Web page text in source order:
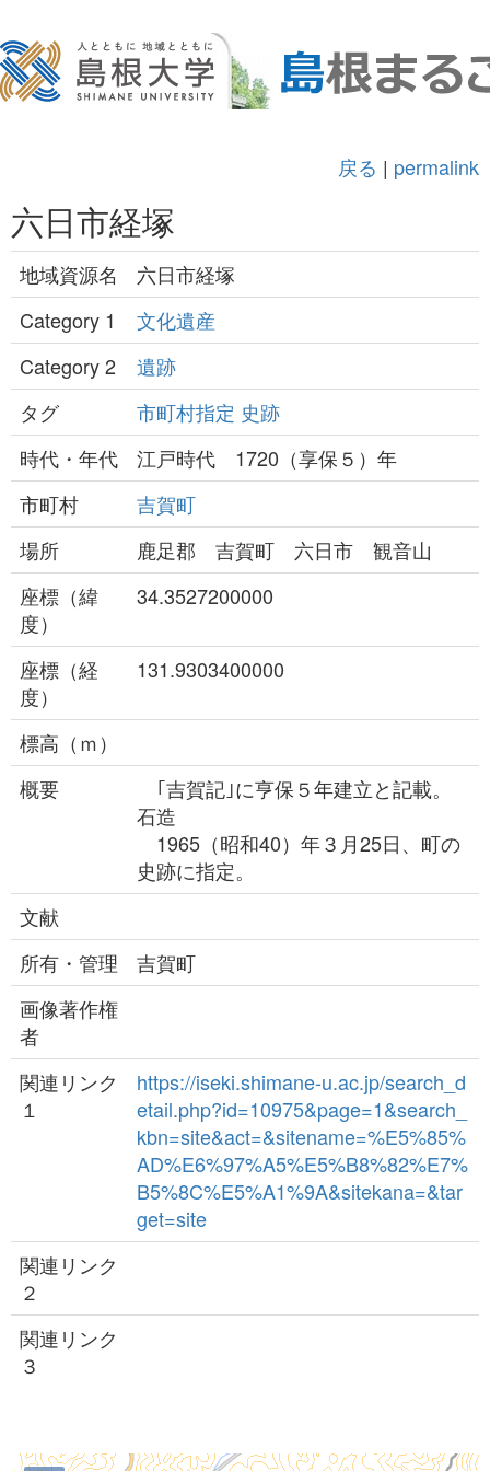
戻る | permalink
六日市経塚
地域資源名
六日市経塚
Category 1
文化遺産
Category 2
遺跡
タグ
市町村指定 史跡
時代・年代
江戸時代 1720（享保５）年
市町村
吉賀町
場所
鹿足郡 吉賀町 六日市 観音山
座標（緯
度）
34.3527200000
座標（経
度）
131.9303400000
標高（ｍ）
概要
｢吉賀記｣に亨保５年建立と記載。
石造
1965（昭和40）年３月25日、町の
史跡に指定。
文献
所有・管理
吉賀町
画像著作権
者
関連リンク
１
https://iseki.shimane-u.ac.jp/search_d
etail.php?id=10975&page=1&search_
kbn=site&act=&sitename=%E5%85%
AD%E6%97%A5%E5%B8%82%E7%
B5%8C%E5%A1%9A&sitekana=&tar
get=site
関連リンク
２
関連リンク
３